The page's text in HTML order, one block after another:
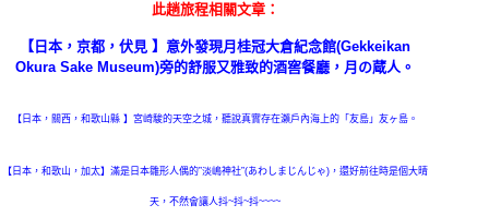
此趟旅程相關文章：
【日本，京都，伏見 】意外發現月桂冠大倉紀念館(Gekkeikan
Okura Sake Museum)旁的舒服又雅致的酒窖餐廳，月の蔵人。
【日本，關西，和歌山縣 】宮崎駿的天空之城，聽說真實存在瀨戶內海上的「友島」友ヶ島。
【日本，和歌山，加太】滿是日本雛形人偶的”淡嶋神社”(あわしまじんじゃ)，還好前往時是個大晴
天，不然會讓人抖~抖~抖~~~~